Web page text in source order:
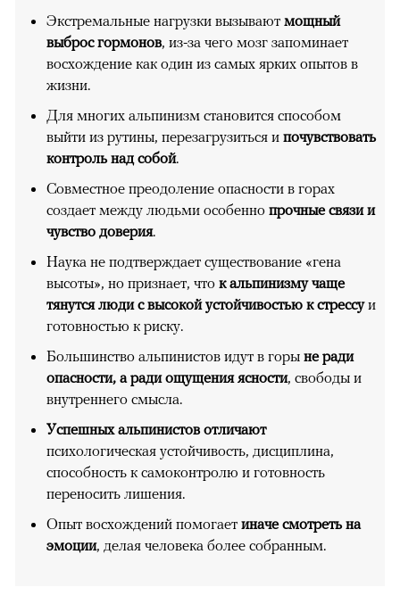
Экстремальные нагрузки вызывают мощный
выброс гормонов, из-за чего мозг запоминает
восхождение как один из самых ярких опытов в
жизни.
Для многих альпинизм становится способом
выйти из рутины, перезагрузиться и почувствовать
контроль над собой.
Совместное преодоление опасности в горах
создает между людьми особенно прочные связи и
чувство доверия.
Наука не подтверждает существование «гена
высоты», но признает, что к альпинизму чаще
тянутся люди с высокой устойчивостью к стрессуи
готовностью к риску.
Большинство альпинистов идут в горы не ради
опасности, а ради ощущения ясности, свободы и
внутреннего смысла.
Успешных альпинистов отличают
психологическая устойчивость, дисциплина,
способность к самоконтролю и готовность
переносить лишения.
Опыт восхождений помогает иначе смотреть на
эмоции, делая человека более собранным.